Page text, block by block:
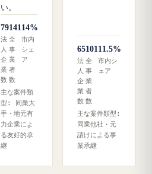
い。
79
法
人
企
業
数
141
全
事
業
者
数
14%
市内
シェ
ア
主な案件類
型: 同業大
手・地元有
力企業によ
る友好的承
継
65
法
人
企
業
数
101
全
事
業
者
数
11.5%
市内シ
ェア
主な案件類型:
同業他社・元
請けによる事
業承継